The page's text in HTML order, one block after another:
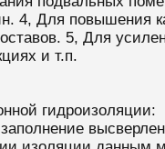
4, Для повышения
5, Для
и т.п.
гидроизоляции: